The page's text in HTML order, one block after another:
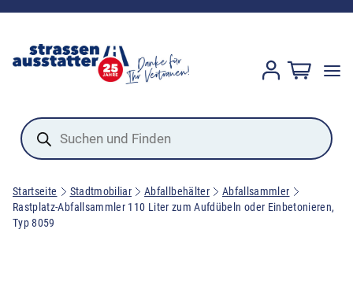
Products
search
Startseite Stadtmobiliar Abfallbehälter
Abfallsammler
Rastplatz-Abfallsammler 110 Liter zum Aufdübeln oder Einbetonieren,
Typ 8059